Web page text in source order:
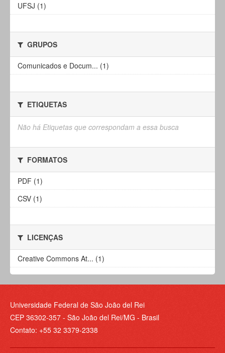
UFSJ (1)
GRUPOS
Comunicados e Docum... (1)
ETIQUETAS
Não há Etiquetas que correspondam a essa busca
FORMATOS
PDF (1)
CSV (1)
LICENÇAS
Creative Commons At... (1)
Universidade Federal de São João del Rei
CEP 36302-357 - São João del Rei/MG - Brasil
Contato: +55 32 3379-2338